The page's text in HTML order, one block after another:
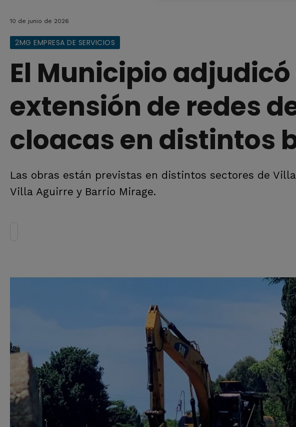
10 de junio de 2026
2MG EMPRESA DE SERVICIOS
El Municipio
extensión de redes
cloacas en distintos
Las obras están previstas en distintos sectores de
Villa Aguirre y Barrio Mirage.